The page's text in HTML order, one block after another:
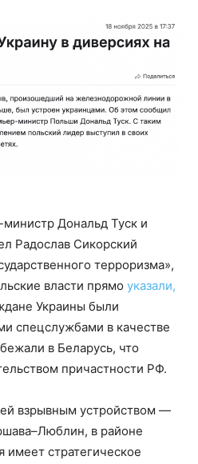
Дональд Туск и
Радослав Сикорский
терроризма»,
власти прямо указали,
Украины были
спецслужбами в качестве
в Беларусь, что
причастности РФ.
взрывным устройством —
в районе
стратегическое